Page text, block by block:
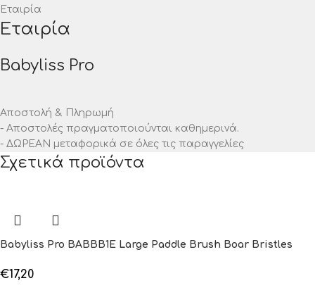
Εταιρία
Εταιρία
Babyliss Pro
Αποστολή & Πληρωμή
- Αποστολές πραγματοποιούνται καθημερινά.
- ΔΩΡΕΑΝ μεταφορικά σε όλες τις παραγγελίες
Σχετικά προϊόντα
Babyliss Pro BABBB1E Large Paddle Brush Boar Bristles
€17,20